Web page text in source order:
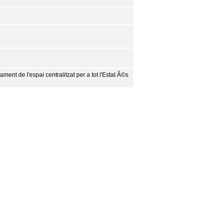
de l'espai centralitzat per a tot l'Estat Ã©s